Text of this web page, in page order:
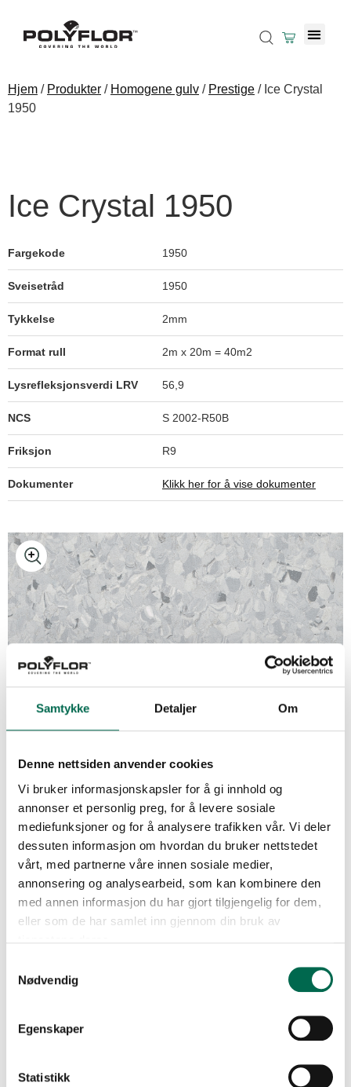
Samtykke Detaljer Om
Denne nettsiden anvender cookies
Vi bruker informasjonskapsler for å gi innhold og
annonser et personlig preg, for å levere sosiale
mediefunksjoner og for å analysere trafikken vår. Vi deler
dessuten informasjon om hvordan du bruker nettstedet
vårt, med partnerne våre innen sosiale medier,
annonsering og analysearbeid, som kan kombinere den
med annen informasjon du har gjort tilgjengelig for dem,
eller som de har samlet inn gjennom din bruk av
Nødvendig
Egenskaper
Statistikk
Hjem / Produkter / Homogene gulv / Prestige / Ice Crystal
1950
Ice Crystal 1950
Fargekode 1950
Sveisetråd 1950
Tykkelse 2mm
Format rull 2m x 20m = 40m2
Lysrefleksjonsverdi LRV 56,9
NCS S 2002-R50B
Friksjon R9
Dokumenter Klikk her for å vise dokumenter
Se med mørk bakgrunn